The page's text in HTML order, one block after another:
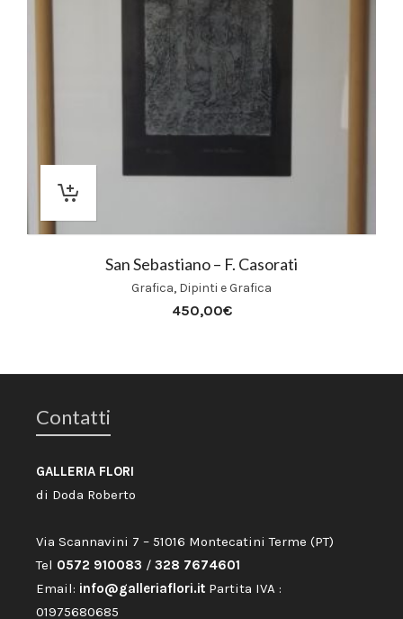
San Sebastiano – F. Casorati
Grafica, Dipinti e Grafica
450,00€
Contatti
GALLERIA FLORI
di Doda Roberto
Via Scannavini 7 – 51016 Montecatini Terme (PT)
Tel 0572 910083 / 328 7674601
Email: info@galleriaflori.it Partita IVA :
01975680685